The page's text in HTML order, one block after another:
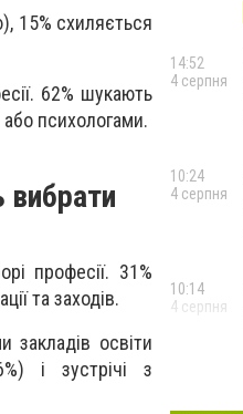
15% схиляється
62% шукають
психологами.
професії. 31%
та заходів.
закладів освіти
і зустрічі з
14:52
4 серпня
10:24
4 серпня
10:14
4 серпня